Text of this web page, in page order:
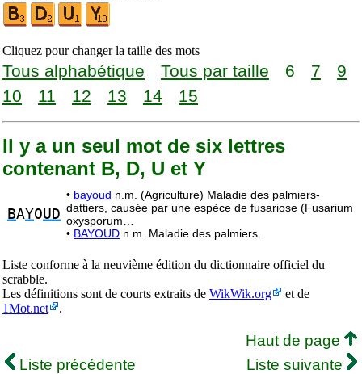
Cliquez pour changer la taille des mots
Tous alphabétique Tous par taille 6 7
9
10
11 12 13 14 15
Il y a un seul mot de six lettres
contenant B, D, U et Y
BAYOUD
• bayoud n.m. (Agriculture) Maladie des palmiers-
dattiers, causée par une espèce de fusariose (Fusarium
oxysporum…
• BAYOUD n.m. Maladie des palmiers.
Liste conforme à la neuvième édition du dictionnaire officiel du
scrabble.
Les définitions sont de courts extraits de WikWik.org
et de
1Mot.net
.
Haut de page
Liste précédente
Liste suivante